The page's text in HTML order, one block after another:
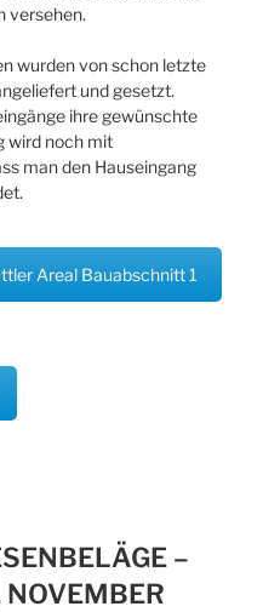
versehen.
wurden von schon letzte
und gesetzt.
ihre gewünschte
wird noch mit
man den Hauseingang
Areal Bauabschnitt 1
–